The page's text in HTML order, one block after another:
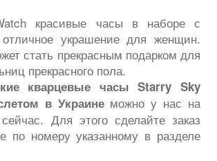
красивые часы в наборе с
украшение для женщин.
стать прекрасным подарком для
прекрасного пола.
кварцевые часы Starry Sky
в Украинеможно у нас на
Для этого сделайте заказ
по номеру указанному в разделе